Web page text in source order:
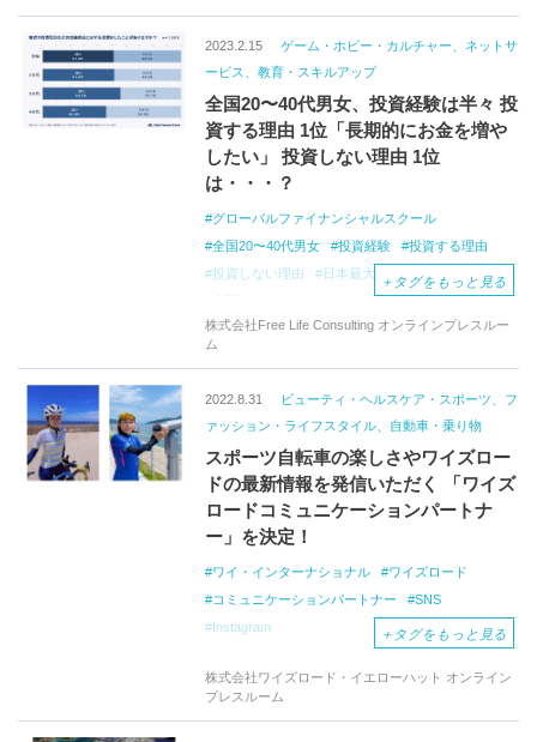
2023.2.15
ゲーム・ホビー・カルチャー、ネットサ
ービス、教育・スキルアップ
全国20〜40代男女、投資経験は半々 投
資する理由 1位「長期的にお金を増や
したい」 投資しない理由 1位
は・・・？
グローバルファイナンシャルスクール
全国20〜40代男女
投資経験
投資する理由
投資しない理由
日本最大規模
ニュース検索
キーワード検索 動画
twitter
＋ タグをもっと見る
株式会社Free Life Consulting オンラインプレスルー
ム
2022.8.31
ビューティ・ヘルスケア・スポーツ、フ
ァッション・ライフスタイル、自動車・乗り物
スポーツ自転車の楽しさやワイズロー
ドの最新情報を発信いただく 「ワイズ
ロードコミュニケーションパートナ
ー」を決定！
ワイ・インターナショナル
ワイズロード
コミュニケーションパートナー
SNS
Instagram
＋ タグをもっと見る
株式会社ワイズロード・イエローハット オンライン
プレスルーム